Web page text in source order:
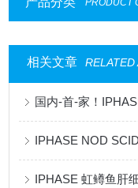
PRODUCT
相关文章 RELATED
国内-首-家！
IPHASE NOD
IPHASE 虹鳟鱼肝